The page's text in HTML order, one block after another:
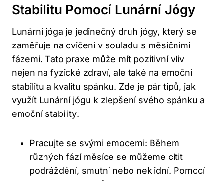
Stabilitu Pomocí Lunární Jógy
Lunární jóga je jedinečný druh jógy, který se
zaměřuje na cvičení v souladu s měsíčními
fázemi. ‌Tato praxe ‌může mít pozitivní⁢ vliv
‌nejen na fyzické zdraví, ale také na emoční
stabilitu a kvalitu spánku.​ Zde je‌ pár tipů, jak
využít Lunární jógu ⁤k zlepšení svého spánku a
⁢emoční ⁣stability:
Pracujte se svými emocemi:⁣ Během
různých fází měsíce ⁣se můžeme cítit
‍podráždění, smutní nebo neklidní. Pomocí